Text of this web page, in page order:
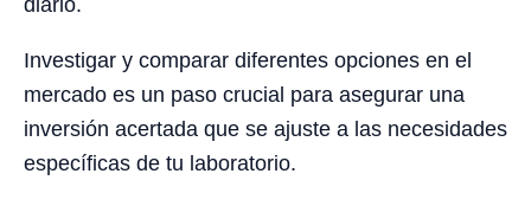
diario.
Investigar y comparar diferentes opciones en el
mercado es un paso crucial para asegurar una
inversión acertada que se ajuste a las necesidades
específicas de tu laboratorio.